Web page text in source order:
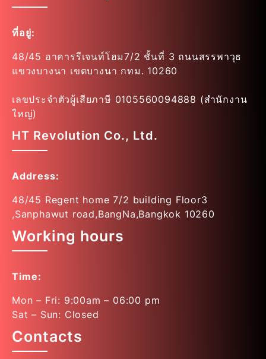
ที่อยู่:
48/45 อาคารรีเจนท์โฮม7/2 ชั้นที่ 3 ถนนสรรพาวุธ
แขวงบางนา เขตบางนา กทม. 10260
เลขประจำตัวผู้เสียภาษี 0105560094888 (สำนักงาน
ใหญ่)
HT Revolution Co., Ltd.
Address:
48/45 Regent home 7/2 building Floor3
,Sanphawut road,BangNa,Bangkok 10260
Working hours
Time:
Mon – Fri: 9:00am – 06:00 pm
Sat – Sun: Closed
Contacts